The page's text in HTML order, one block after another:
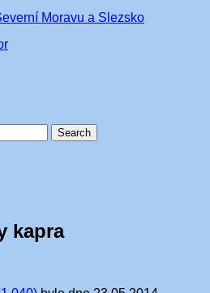
Moravu a Slezsko
kapra